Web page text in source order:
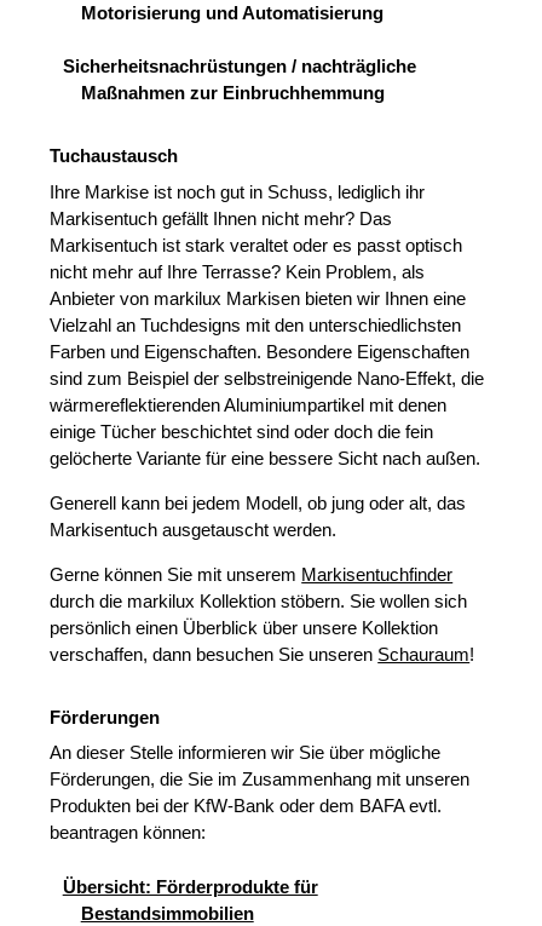
Motorisierung und Automatisierung
Sicherheitsnachrüstungen / nachträgliche
Maßnahmen zur Einbruchhemmung
Tuchaustausch
Ihre Markise ist noch gut in Schuss, lediglich ihr
Markisentuch gefällt Ihnen nicht mehr? Das
Markisentuch ist stark veraltet oder es passt optisch
nicht mehr auf Ihre Terrasse? Kein Problem, als
Anbieter von markilux Markisen bieten wir Ihnen eine
Vielzahl an Tuchdesigns mit den unterschiedlichsten
Farben und Eigenschaften. Besondere Eigenschaften
sind zum Beispiel der selbstreinigende Nano-Effekt, die
wärmereflektierenden Aluminiumpartikel mit denen
einige Tücher beschichtet sind oder doch die fein
gelöcherte Variante für eine bessere Sicht nach außen.
Generell kann bei jedem Modell, ob jung oder alt, das
Markisentuch ausgetauscht werden.
Gerne können Sie mit unserem Markisentuchfinder
durch die markilux Kollektion stöbern. Sie wollen sich
persönlich einen Überblick über unsere Kollektion
verschaffen, dann besuchen Sie unseren Schauraum!
Förderungen
An dieser Stelle informieren wir Sie über mögliche
Förderungen, die Sie im Zusammenhang mit unseren
Produkten bei der KfW-Bank oder dem BAFA evtl.
beantragen können:
Übersicht: Förderprodukte für
Bestandsimmobilien